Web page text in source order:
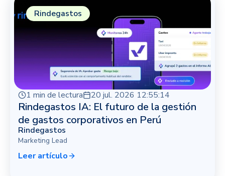
1 min de lectura 20 jul. 2026 12:55:14
Rindegastos IA: El futuro de la gestión
de gastos corporativos en Perú
Rindegastos
Marketing Lead
Leer artículo
Rindegastos